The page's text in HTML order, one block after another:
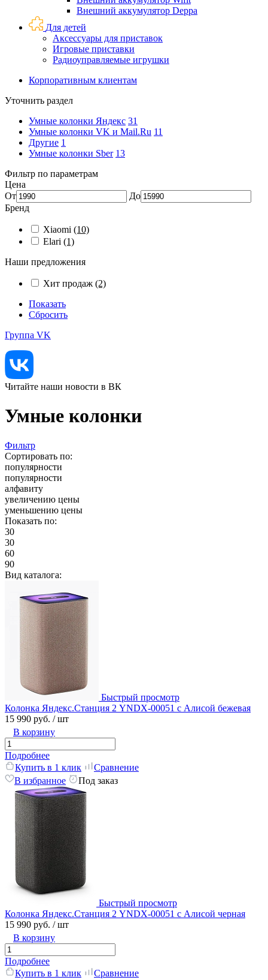
Внешний аккумулятор Deppa
Для детей
Аксессуары для приставок
Игровые приставки
Радиоуправляемые игрушки
Корпоративным клиентам
Уточнить раздел
Умные колонки Яндекс 31
Умные колонки VK и Mail.Ru 11
Другие 1
Умные колонки Sber 13
Фильтр по параметрам
Цена
От
До
Бренд
Xiaomi (10)
Elari (1)
Наши предложения
Хит продаж (2)
Показать
Сбросить
Группа VK
Читайте наши новости в ВК
Умные колонки
Фильтр
Сортировать по:
популярности
популярности
алфавиту
увеличению цены
уменьшению цены
Показать по:
30
30
60
90
Вид каталога:
Быстрый просмотр
Колонка Яндекс.Станция 2 YNDX-00051 с Алисой бежевая
15 990 руб. / шт
В корзину
Подробнее
Купить в 1 клик
Сравнение
В избранное
Под заказ
Быстрый просмотр
Колонка Яндекс.Станция 2 YNDX-00051 с Алисой черная
15 990 руб. / шт
В корзину
Подробнее
Купить в 1 клик
Сравнение